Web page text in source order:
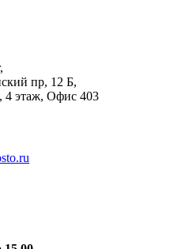
пр, 12 Б,
4 этаж, Офис 403